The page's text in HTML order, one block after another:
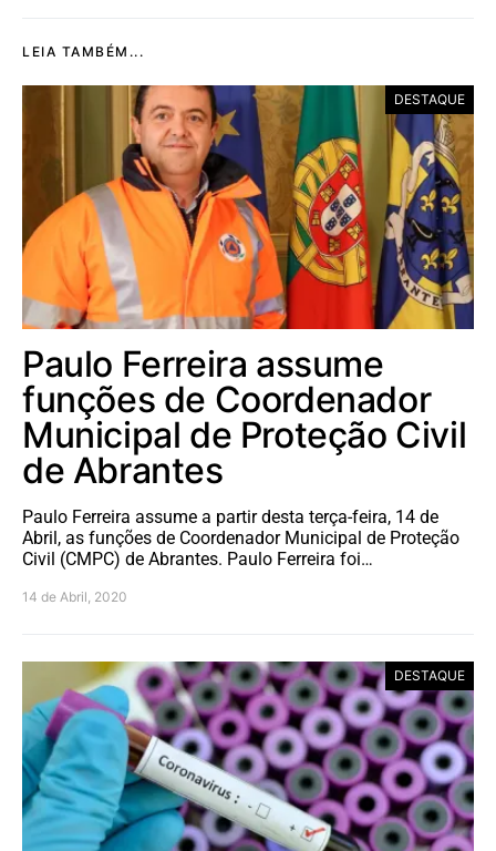
LEIA TAMBÉM...
DESTAQUE
Paulo Ferreira assume
funções de Coordenador
Municipal de Proteção Civil
de Abrantes
Paulo Ferreira assume a partir desta terça-feira, 14 de
Abril, as funções de Coordenador Municipal de Proteção
Civil (CMPC) de Abrantes. Paulo Ferreira foi…
14 de Abril, 2020
DESTAQUE